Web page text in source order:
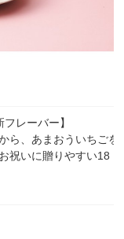
レーバー】
ら、あまおういちごを
祝いに贈りやすい18